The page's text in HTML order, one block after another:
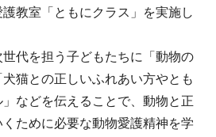
教室「ともにクラス」を実施し
代を担う子どもたちに「動物の
猫との正しいふれあい方やとも
などを伝えることで、動物と正
ために必要な動物愛護精神を学